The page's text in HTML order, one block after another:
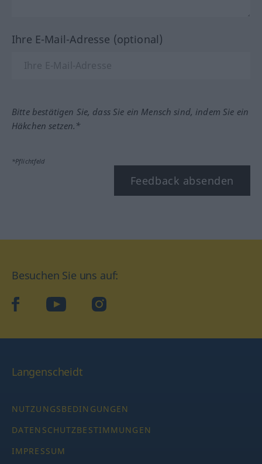
Ihre E-Mail-Adresse (optional)
Bitte bestätigen Sie, dass Sie ein Mensch sind, indem Sie ein
Häkchen setzen.*
*Pflichtfeld
Feedback absenden
Besuchen Sie uns auf:
facebookYouTube Instagram
Langenscheidt
NUTZUNGSBEDINGUNGEN
DATENSCHUTZBESTIMMUNGEN
IMPRESSUM